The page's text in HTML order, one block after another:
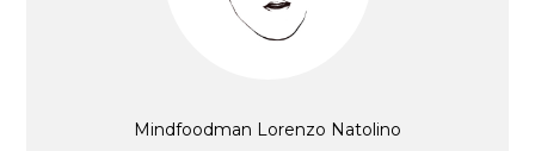
Mindfoodman Lorenzo Natolino